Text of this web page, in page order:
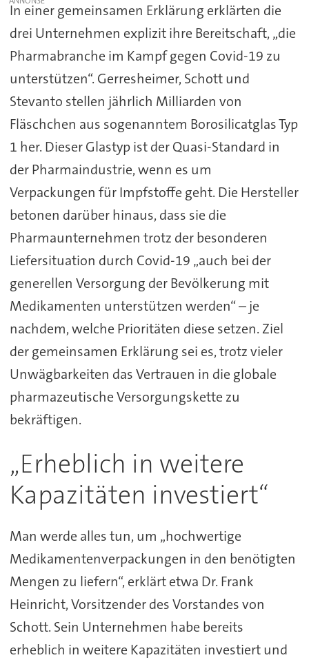
In einer gemeinsamen Erklärung erklärten die
drei Unternehmen explizit ihre Bereitschaft, „die
Pharmabranche im Kampf gegen Covid-19 zu
unterstützen“. Gerresheimer, Schott und
Stevanto stellen jährlich Milliarden von
Fläschchen aus sogenanntem Borosilicatglas Typ
1 her. Dieser Glastyp ist der Quasi-Standard in
der Pharmaindustrie, wenn es um
Verpackungen für Impfstoffe geht. Die Hersteller
betonen darüber hinaus, dass sie die
Pharmaunternehmen trotz der besonderen
Liefersituation durch Covid-19 „auch bei der
generellen Versorgung der Bevölkerung mit
Medikamenten unterstützen werden“ – je
nachdem, welche Prioritäten diese setzen. Ziel
der gemeinsamen Erklärung sei es, trotz vieler
Unwägbarkeiten das Vertrauen in die globale
pharmazeutische Versorgungskette zu
bekräftigen.
„Erheblich in weitere
Kapazitäten investiert“
Man werde alles tun, um „hochwertige
Medikamentenverpackungen in den benötigten
Mengen zu liefern“, erklärt etwa Dr. Frank
Heinricht, Vorsitzender des Vorstandes von
Schott. Sein Unternehmen habe bereits
erheblich in weitere Kapazitäten investiert und